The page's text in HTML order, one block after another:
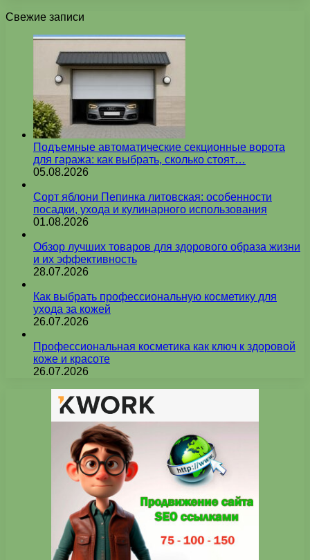
Свежие записи
Подъемные автоматические секционные ворота
для гаража: как выбрать, сколько стоят…
05.08.2026
Сорт яблони Пепинка литовская: особенности
посадки, ухода и кулинарного использования
01.08.2026
Обзор лучших товаров для здорового образа жизни
и их эффективность
28.07.2026
Как выбрать профессиональную косметику для
ухода за кожей
26.07.2026
Профессиональная косметика как ключ к здоровой
коже и красоте
26.07.2026